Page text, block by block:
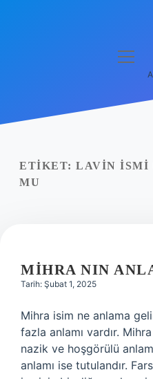
Yasal Uyarı
ETIKET: LAVIN ISMI
MU
MIHRA NIN
Tarih: Şubat 1, 2025
Mihra isim ne anlama
fazla anlamı vardır.
nazik ve hoşgörülü
anlamı ise tutulandır.